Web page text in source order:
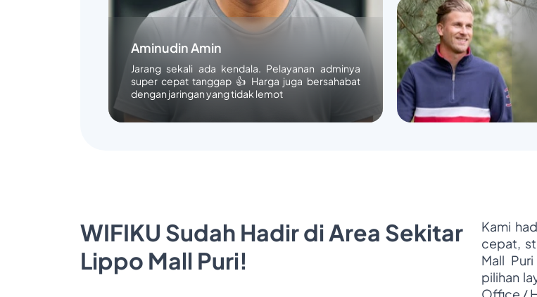
Aminudin Amin
Jarang sekali ada kendala. Pelayanan adminya
super cepat tanggap 👍 Harga juga bersahabat
dengan jaringan yang tidak lemot
WIFIKU Sudah Hadir di Area Sekitar
Lippo Mall Puri!
Kami
cepat,
Mall
pilihan